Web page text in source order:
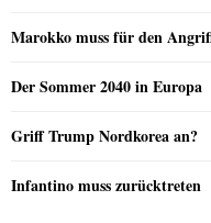
Marokko muss für den
Der Sommer 2040 in Europa
Griff Trump Nordkorea an?
Infantino muss zurücktreten